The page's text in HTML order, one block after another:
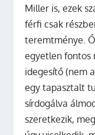
Miller is, ezek
férfi csak
teremtménye.
egyetlen fontos
idegesítő (nem
egy tapasztalt
sírdogálva
szeretkezik,